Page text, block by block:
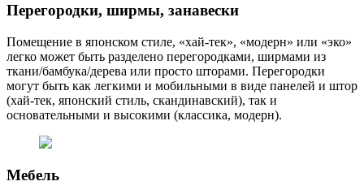
Перегородки, ширмы, занавески
Помещение в японском стиле, «хай-тек», «модерн» или «эко»
легко может быть разделено перегородками, ширмами из
ткани/бамбука/дерева или просто шторами. Перегородки
могут быть как легкими и мобильными в виде панелей и штор
(хай-тек, японский стиль, скандинавский), так и
основательными и высокими (классика, модерн).
Мебель